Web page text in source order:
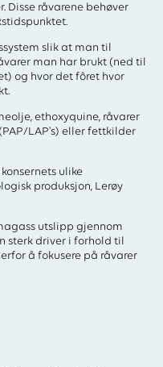
Disse råvarene behøver
slik at man til
man har brukt (ned til
og hvor det fôret hvor
ethoxyquine, råvarer
LAP's) eller fettkilder
ulike
produksjon, Lerøy
utslipp gjennom
sterk driver i forhold til
å fokusere på råvarer